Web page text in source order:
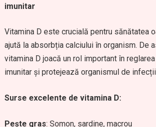
imunitar
Vitamina D este crucială pentru sănătatea
ajută la absorbția calciului în organism. De
vitamina D joacă un rol important în
imunitar și protejează organismul de
Surse excelente de vitamina D:
Pește gras: Somon, sardine, macrou